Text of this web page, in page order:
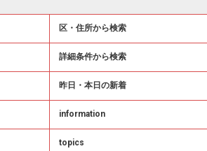
区・住所から検索
詳細条件から検索
昨日・本日の新着
information
topics